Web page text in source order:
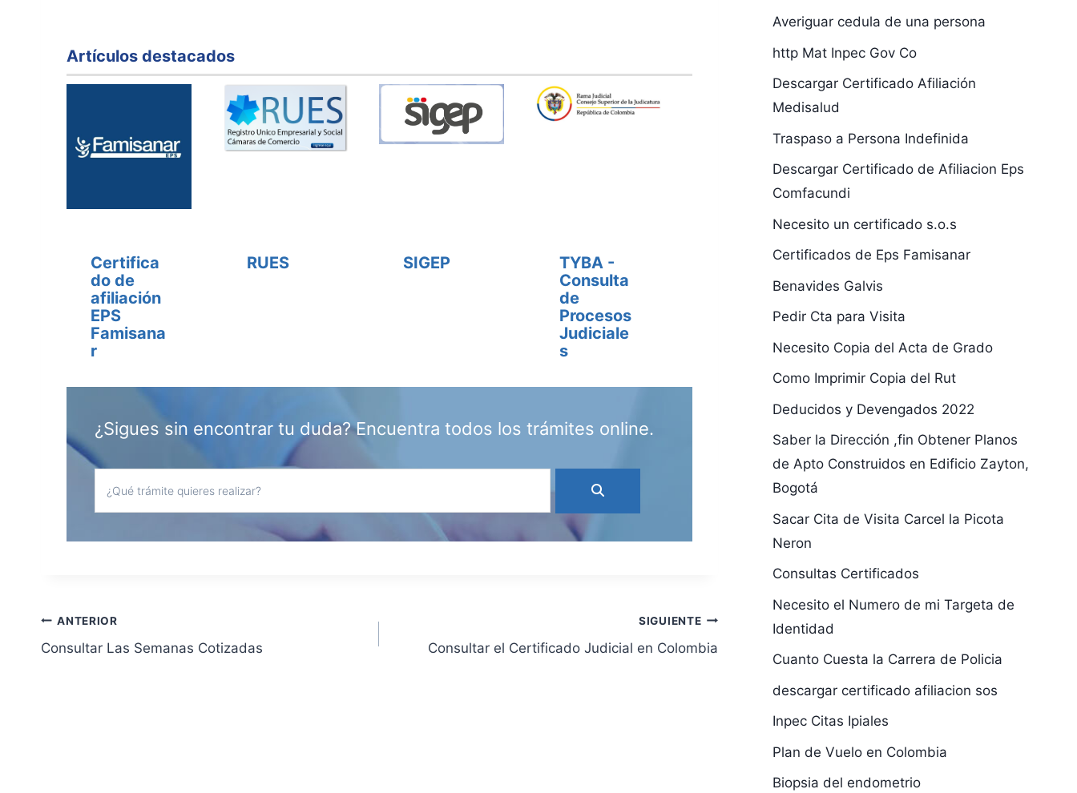
Artículos destacados
Certifica
do de
afiliación
EPS
Famisana
r
RUES SIGEP
TYBA -
Consulta
de
Procesos
Judiciale
s
¿Sigues sin encontrar tu duda? Encuentra todos los trámites online.
Navegación
de
ANTERIOR
Consultar Las Semanas Cotizadas
SIGUIENTE
Consultar el Certificado Judicial en Colombia
Averiguar cedula de una persona
http Mat Inpec Gov Co
Descargar Certificado Afiliación
Medisalud
Traspaso a Persona Indefinida
Descargar Certificado de Afiliacion Eps
Comfacundi
Necesito un certificado s.o.s
Certificados de Eps Famisanar
Benavides Galvis
Pedir Cta para Visita
Necesito Copia del Acta de Grado
Como Imprimir Copia del Rut
Deducidos y Devengados 2022
Saber la Dirección ,fin Obtener Planos
de Apto Construidos en Edificio Zayton,
Bogotá
Sacar Cita de Visita Carcel la Picota
Neron
Consultas Certificados
Necesito el Numero de mi Targeta de
Identidad
Cuanto Cuesta la Carrera de Policia
descargar certificado afiliacion sos
Inpec Citas Ipiales
Plan de Vuelo en Colombia
Biopsia del endometrio